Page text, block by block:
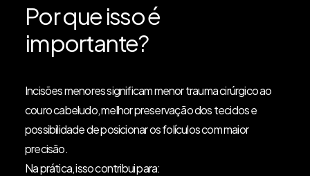
Congresso Internacional do México
Por que isso é
importante?
Incisões menores significam menor trauma cirúrgico ao
couro cabeludo, melhor preservação dos tecidos e
possibilidade de posicionar os folículos com maior
precisão.
Na prática, isso contribui para: